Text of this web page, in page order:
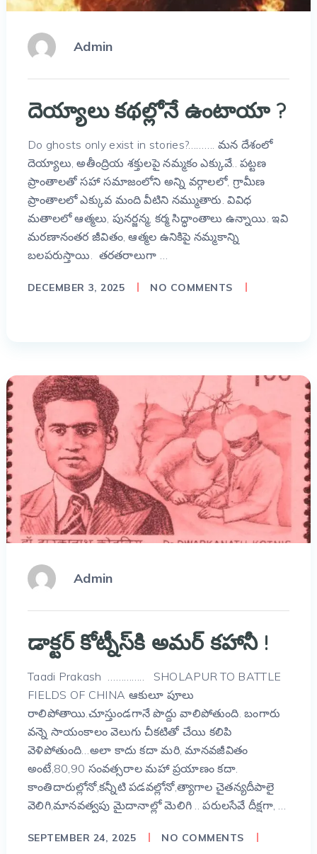
Admin
దెయ్యాలు కథల్లోనే ఉంటాయా ?
Do ghosts only exist in stories?………. మన దేశంలో
దెయ్యాలు, అతీంద్రియ శక్తులపై నమ్మకం ఎక్కువే.. పట్టణ
ప్రాంతాలతో సహా సమాజంలోని అన్ని వర్గాలలో, గ్రామీణ
ప్రాంతాలలో ఎక్కువ మంది వీటిని నమ్ముతారు. వివిధ
మతాలలో ఆత్మలు, పునర్జన్మ, కర్మ సిద్ధాంతాలు ఉన్నాయి. ఇవి
మరణానంతర జీవితం, ఆత్మల ఉనికిపై నమ్మకాన్ని
బలపరుస్తాయి. తరతరాలుగా …
DECEMBER 3, 2025 NO COMMENTS
Admin
డాక్టర్‌ కోట్నీస్‌కి అమర్ కహానీ !
Taadi Prakash ………….. SHOLAPUR TO BATTLE
FIELDS OF CHINA ఆకులూ పూలు
రాలిపోతాయి.చూస్తుండగానే పొద్దు వాలిపోతుంది. బంగారు
వన్నె సాయంకాలం వెలుగు చీకటితో చేయి కలిపి
వెళిపోతుంది…అలా కాదు కదా మరి, మానవజీవితం
అంటే,80,90 సంవత్సరాల మహా ప్రయాణం కదా.
కాంతిదారుల్లోనో,కన్నీటి పడవల్లోనో,త్యాగాల చైతన్యదీపాలై
వెలిగి,మానవత్వపు మైదానాల్లో మెలిగి .. పరులసేవే దీక్షగా, …
SEPTEMBER 24, 2025 NO COMMENTS